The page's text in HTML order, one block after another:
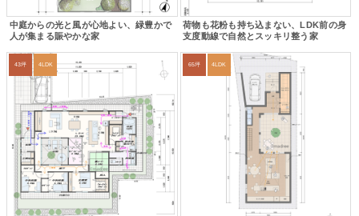
中庭からの光と風が心地よい、緑豊かで
人が集まる賑やかな家
荷物も花粉も持ち込まない、LDK前の身
支度動線で自然とスッキリ整う家
43坪 4LDK 65坪 4LDK